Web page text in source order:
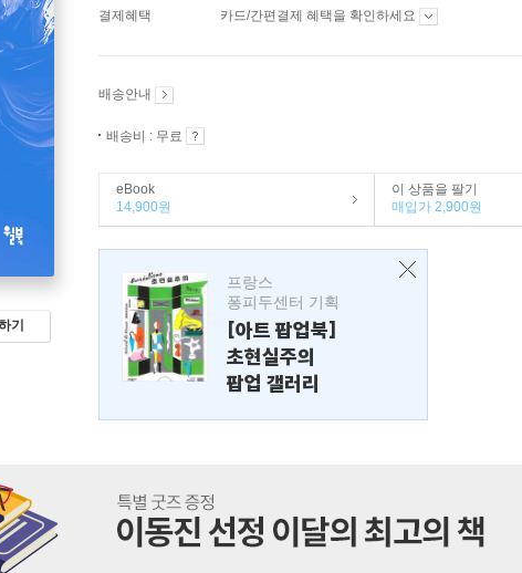
기
결제혜택 카드/간편결제 혜택을 확인하세요
배송안내
배송비 : 무료
eBook
14,900원
이 상품을 팔기
매입가 2,900원
프랑스
퐁피두센터 기획
[아트 팝업북]
초현실주의
팝업 갤러리